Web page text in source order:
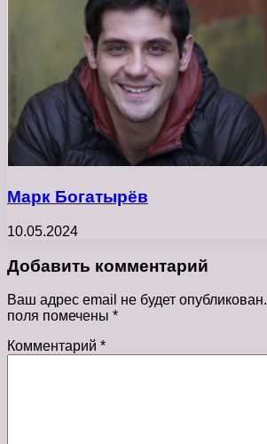
Марк Богатырёв
10.05.2024
Добавить комментарий
Ваш адрес email не будет опубликован.
поля помечены *
Комментарий *